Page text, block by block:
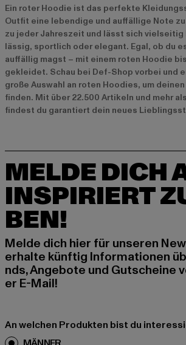
Ein roter Hoodie ist das perfekte
Outfit eine lebendige und auffällige Note
zu jeder Jahreszeit und lässt sich vielseitig
lässig, sportlich oder elegant. Egal, ob du
auffällig magst – mit einem roten Hoodie
gekleidet. Schau bei Def-Shop vorbei und
große Auswahl an roten Hoodies, um
finden. Mit über 22.500 Artikeln und mehr
findest du garantiert dein neues
MELDE DICH
INSPIRIERT
BEN!
Melde dich hier für unseren
erhalte künftig Informationen
nds, Angebote und Gutscheine
er E-Mail!
An welchen Produkten bist du